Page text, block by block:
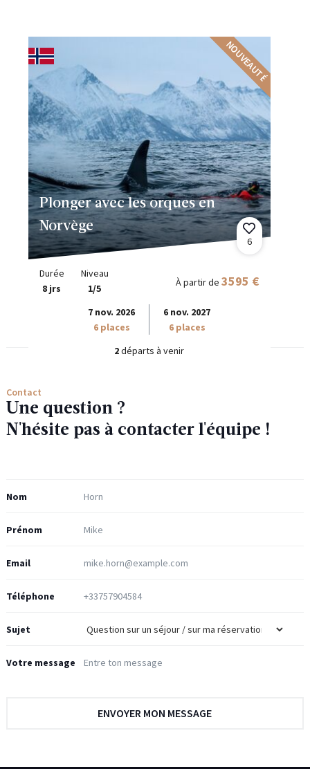
NOUVEAUTÉ
Plonger avec les orques en
Norvège
6
Durée
8 jrs
Niveau
1/5
À partir de 3595 €
7 nov. 2026
6 places
6 nov. 2027
6 places
2départs à venir
Contact
Une question ?
N'hésite pas à contacter l'équipe !
Nom
Prénom
Email
Téléphone
Sujet
Votre message